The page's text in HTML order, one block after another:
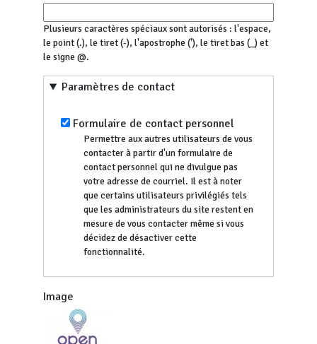
Plusieurs caractères spéciaux sont autorisés : l'espace,
le point (.), le tiret (-), l'apostrophe ('), le tiret bas (_) et
le signe @.
Paramètres de contact
Formulaire de contact personnel
Permettre aux autres utilisateurs de vous
contacter à partir d'un formulaire de
contact personnel qui ne divulgue pas
votre adresse de courriel. Il est à noter
que certains utilisateurs privilégiés tels
que les administrateurs du site restent en
mesure de vous contacter même si vous
décidez de désactiver cette
fonctionnalité.
Image